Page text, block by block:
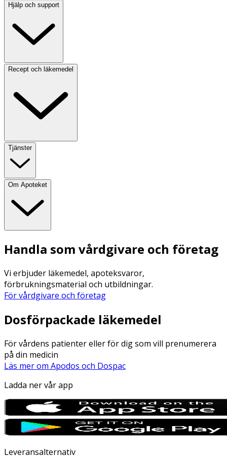
Hjälp och support
Recept och läkemedel
Tjänster
Om Apoteket
Handla som vårdgivare och företag
Vi erbjuder läkemedel, apoteksvaror,
förbrukningsmaterial och utbildningar.
För vårdgivare och företag
Dosförpackade läkemedel
För vårdens patienter eller för dig som vill prenumerera
på din medicin
Läs mer om Apodos och Dospac
Ladda ner vår app
Leveransalternativ